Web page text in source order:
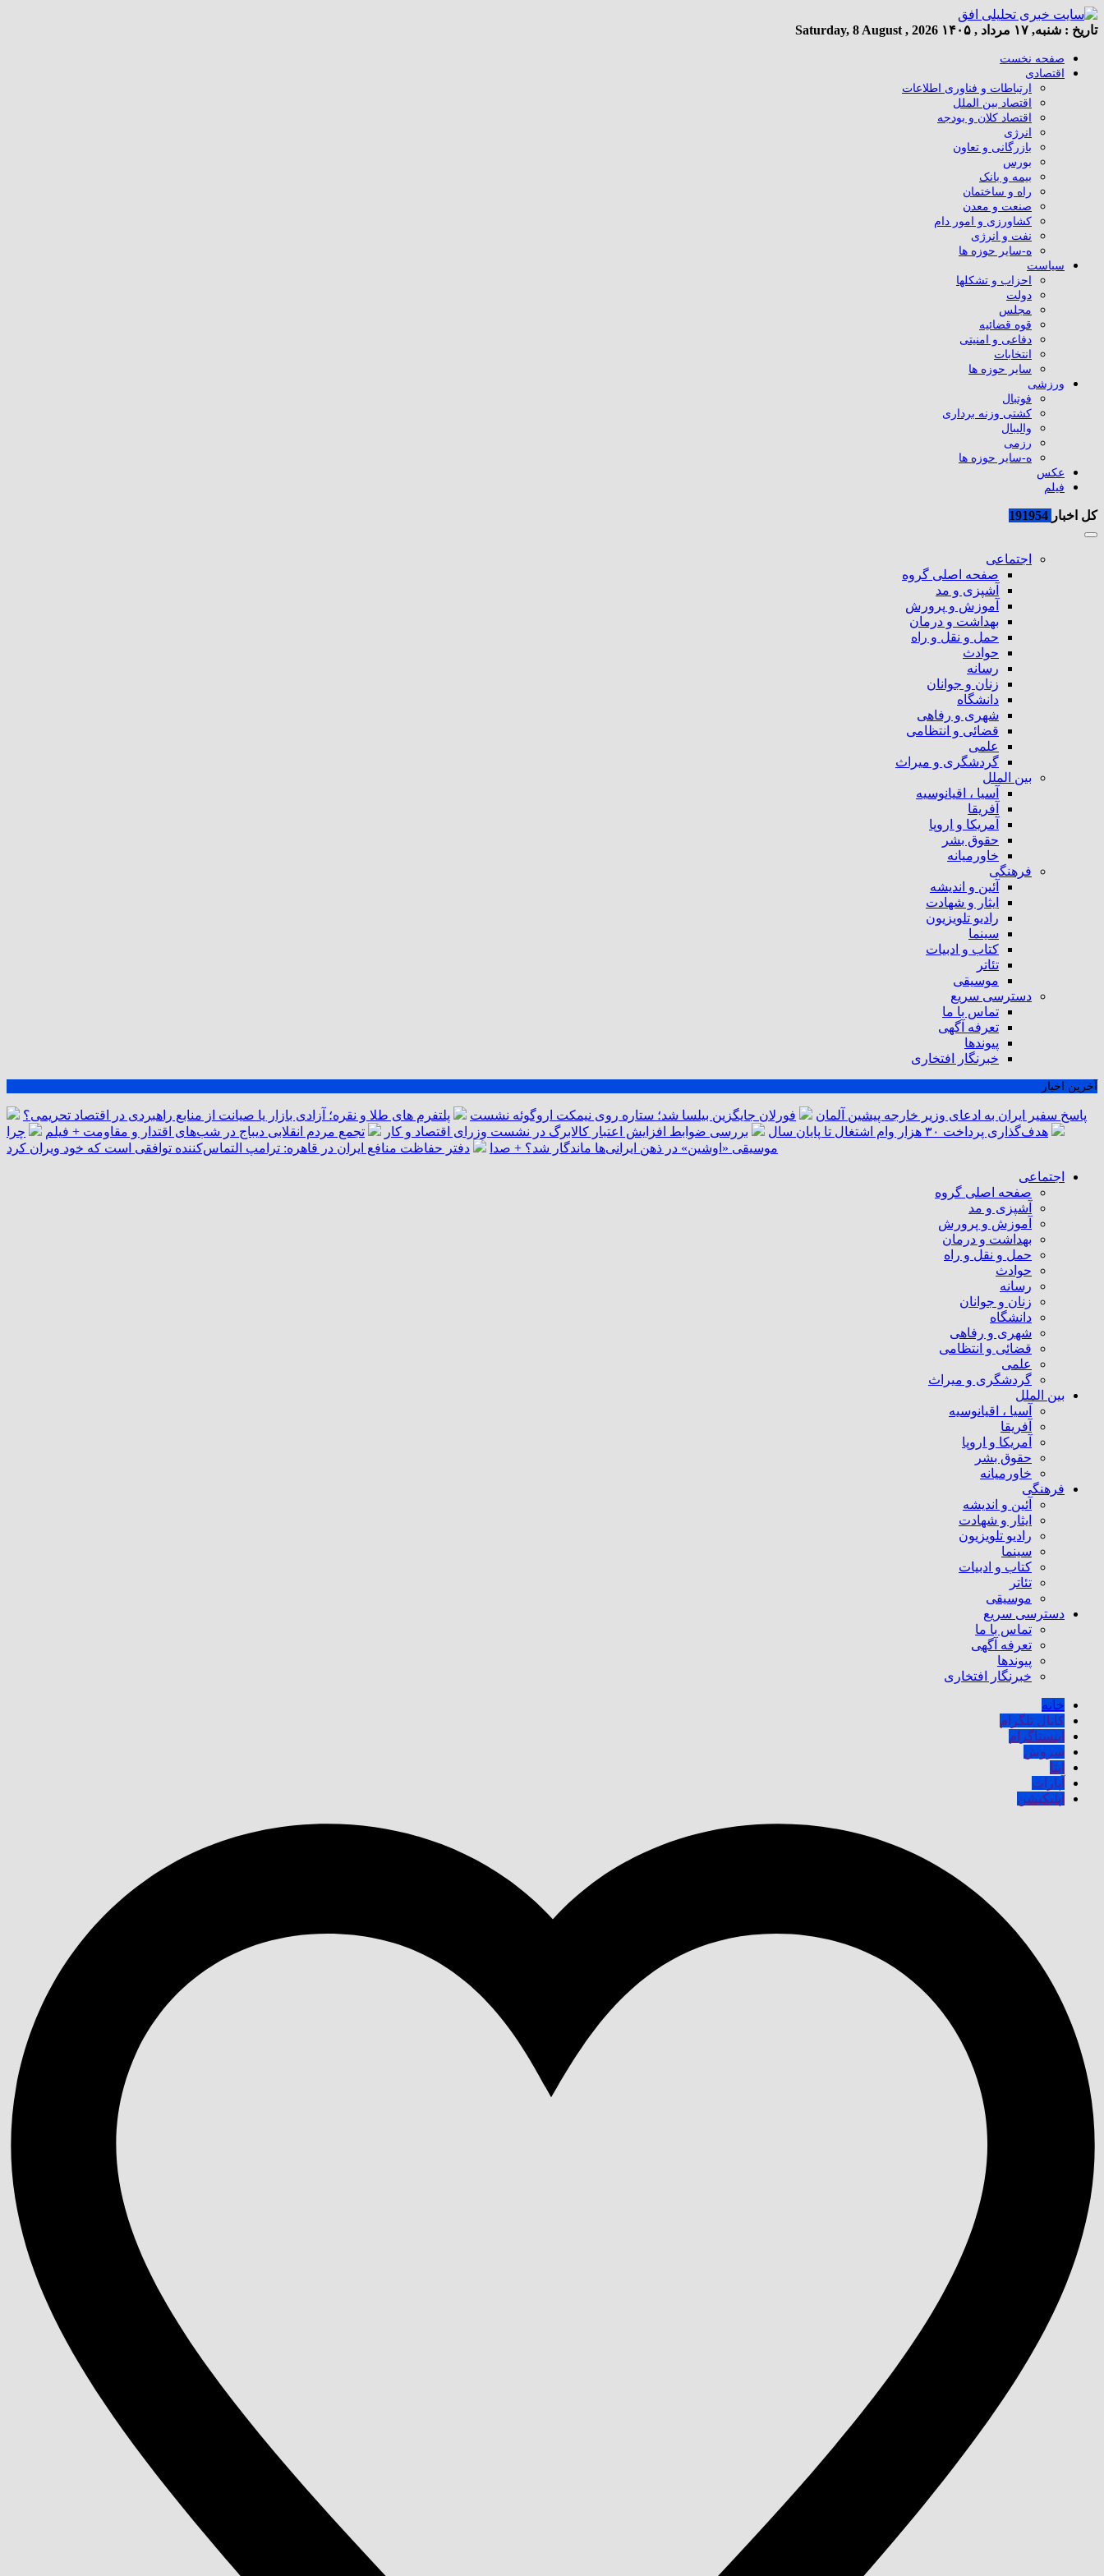
تاریخ : شنبه, ۱۷ مرداد , ۱۴۰۵ Saturday, 8 August , 2026
صفحه نخست
اقتصادی
ارتباطات و فناوری اطلاعات
اقتصاد بین الملل
اقتصاد کلان و بودجه
انرژی
بازرگانی و تعاون
بورس
بیمه و بانک
راه و ساختمان
صنعت و معدن
کشاورزی و امور دام
نفت و انرژی
ه-سایر حوزه ها
سیاست
احزاب و تشکلها
دولت
مجلس
قوه قضائیه
دفاعی و امنیتی
انتخابات
سایر حوزه ها
ورزشی
فوتبال
کشتی وزنه برداری
والیبال
رزمی
ه-سایر حوزه ها
عکس
فیلم
کل اخبار
اجتماعی
صفحه اصلی گروه
آشپزی و مد
آموزش و پرورش
بهداشت و درمان
حمل و نقل و راه
حوادث
رسانه
زنان و جوانان
دانشگاه
شهری و رفاهی
قضائی و انتظامی
علمی
گردشگری و میراث
بین الملل
آسیا ، اقیانوسیه
آفریقا
آمریکا و اروپا
حقوق بشر
خاورمیانه
فرهنگی
آئین و اندیشه
ایثار و شهادت
رادیو تلویزیون
سینما
کتاب و ادبیات
تئاتر
موسیقی
دسترسی سریع
تماس با ما
تعرفه آگهی
پیوندها
خبرنگار افتخاری
آخرین اخبار
پاسخ سفیر ایران به ادعای وزیر خارجه پیشین آلمان فورلان جایگزین بیلسا شد؛ ستاره روی نیمکت اروگوئه نشست
پلتفرم ‌های طلا و نقره؛ آزادی بازار یا صیانت از منابع راهبردی در اقتصاد تحریمی؟
هدف‌گذاری پرداخت ۳۰ هزار وام اشتغال تا پایان سال
بررسی ضوابط افزایش اعتبار کالابرگ در نشست وزرای اقتصاد و کار تجمع مردم انقلابی دیباج در شب‌های اقتدار و مقاومت + فیلم
چرا
موسیقی «اوشین» در ذهن ایرانی‌ها ماندگار شد؟ + صدا
دفتر حفاظت منافع ایران در قاهره: ترامپ التماس‌کننده توافقی است که خود ویران کرد
اجتماعی
صفحه اصلی گروه
آشپزی و مد
آموزش و پرورش
بهداشت و درمان
حمل و نقل و راه
حوادث
رسانه
زنان و جوانان
دانشگاه
شهری و رفاهی
قضائی و انتظامی
علمی
گردشگری و میراث
بین الملل
آسیا ، اقیانوسیه
آفریقا
آمریکا و اروپا
حقوق بشر
خاورمیانه
فرهنگی
آئین و اندیشه
ایثار و شهادت
رادیو تلویزیون
سینما
کتاب و ادبیات
تئاتر
موسیقی
دسترسی سریع
تماس با ما
تعرفه آگهی
پیوندها
خبرنگار افتخاری
خانه
کانال تلگرام
اینستاگرام
سروش
ایتا
آپارات
اپلیکیشن